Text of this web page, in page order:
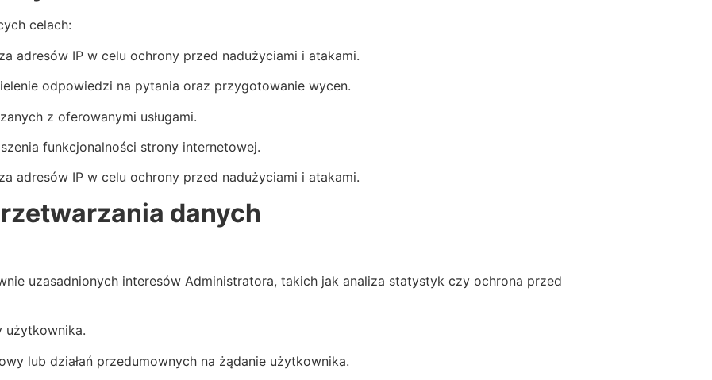
celach:
adresów IP w celu ochrony przed nadużyciami i atakami.
odpowiedzi na pytania oraz przygotowanie wycen.
z oferowanymi usługami.
funkcjonalności strony internetowej.
adresów IP w celu ochrony przed nadużyciami i atakami.
danych
uzasadnionych interesów Administratora, takich jak analiza statystyk czy ochrona przed
użytkownika.
lub działań przedumownych na żądanie użytkownika.